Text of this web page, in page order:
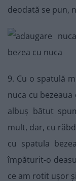
deodată se pun,
9. Cu o spatulă
nuca cu
albuș bătut
mult, dar, cu
cu spatula
împăturit-o
ce am rotit ușor